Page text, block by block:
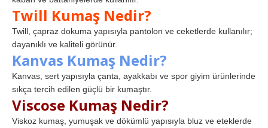
Twill Kumaş Nedir?
Twill, çapraz dokuma yapısıyla pantolon ve ceketlerde kullanılır;
dayanıklı ve kaliteli görünür.
Kanvas Kumaş Nedir?
Kanvas, sert yapısıyla çanta, ayakkabı ve spor giyim ürünlerinde
sıkça tercih edilen güçlü bir kumaştır.
Viscose Kumaş Nedir?
Viskoz kumaş, yumuşak ve dökümlü yapısıyla bluz ve eteklerde